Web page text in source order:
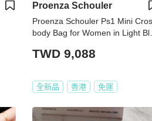
Proenza Schouler
Proenza Schouler Ps1 Mini
body Bag for Women in Light
TWD 9,088
全新品 香港 免運